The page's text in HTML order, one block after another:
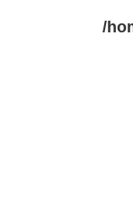
/